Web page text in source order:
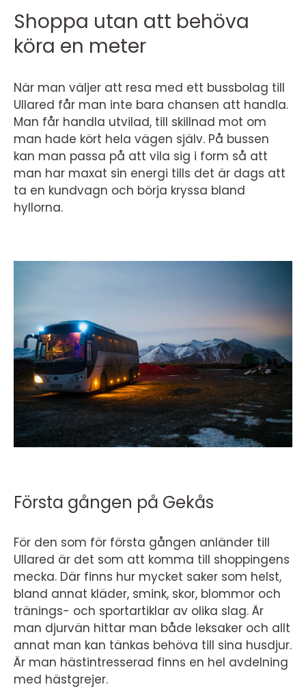
Shoppa utan att behöva
köra en meter
När man väljer att resa med ett bussbolag till
Ullared får man inte bara chansen att handla.
Man får handla utvilad, till skillnad mot om
man hade kört hela vägen själv. På bussen
kan man passa på att vila sig i form så att
man har maxat sin energi tills det är dags att
ta en kundvagn och börja kryssa bland
hyllorna.
Första gången på Gekås
För den som för första gången anländer till
Ullared är det som att komma till shoppingens
mecka. Där finns hur mycket saker som helst,
bland annat kläder, smink, skor, blommor och
tränings- och sportartiklar av olika slag. Är
man djurvän hittar man både leksaker och allt
annat man kan tänkas behöva till sina husdjur.
Är man hästintresserad finns en hel avdelning
med hästgrejer.